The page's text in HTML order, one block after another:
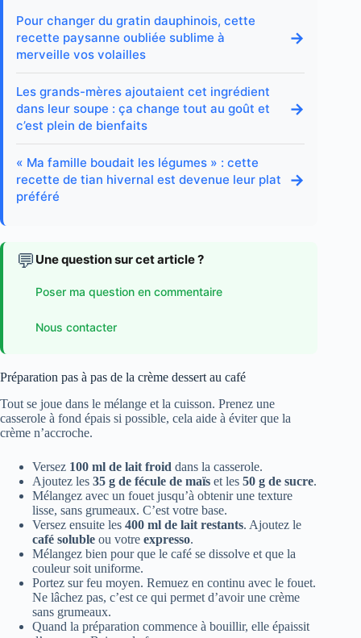
Pour changer du gratin dauphinois, cette
recette paysanne oubliée sublime à
merveille vos volailles
→
Les grands-mères ajoutaient cet ingrédient
dans leur soupe : ça change tout au goût et
c’est plein de bienfaits
→
« Ma famille boudait les légumes » : cette
recette de tian hivernal est devenue leur plat
préféré
→
💬 Une question sur cet article ?
Poser ma question en commentaire
Nous contacter
Préparation pas à pas de la crème dessert au café
Tout se joue dans le mélange et la cuisson. Prenez une
casserole à fond épais si possible, cela aide à éviter que la
crème n’accroche.
Versez 100 ml de lait froid dans la casserole.
Ajoutez les 35 g de fécule de maïs et les 50 g de sucre.
Mélangez avec un fouet jusqu’à obtenir une texture
lisse, sans grumeaux. C’est votre base.
Versez ensuite les 400 ml de lait restants. Ajoutez le
café soluble ou votre expresso.
Mélangez bien pour que le café se dissolve et que la
couleur soit uniforme.
Portez sur feu moyen. Remuez en continu avec le fouet.
Ne lâchez pas, c’est ce qui permet d’avoir une crème
sans grumeaux.
Quand la préparation commence à bouillir, elle épaissit